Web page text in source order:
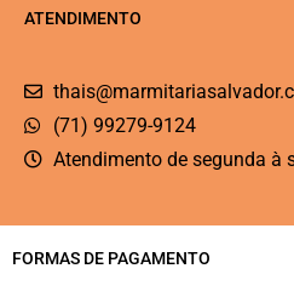
ATENDIMENTO
(71) 99279-9124
Atendimento de segunda à
FORMAS DE PAGAMENTO